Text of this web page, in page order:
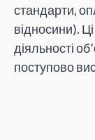
стандарти,
відносини).
діяльності
поступово